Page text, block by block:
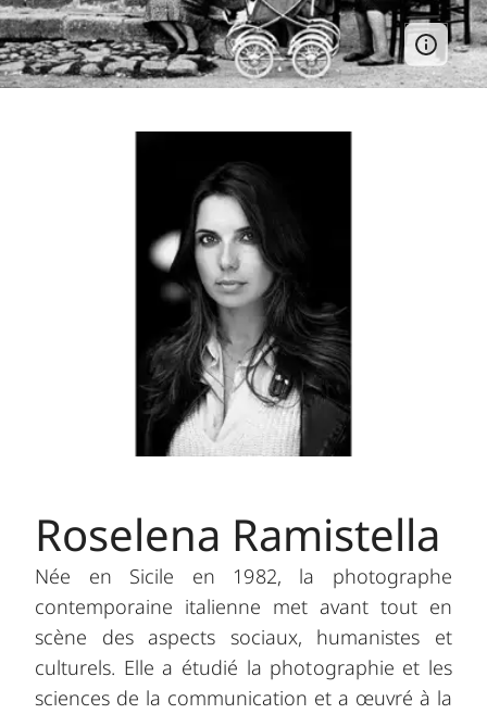
Roselena Ramistella
Née en Sicile en 1982, la photographe
contemporaine italienne met avant tout en
scène des aspects sociaux, humanistes et
culturels. Elle a étudié la photographie et les
sciences de la communication et a œuvré à la